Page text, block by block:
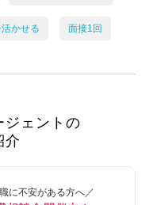
かせる 面接1回
ジェントの
介
に不安がある方へ／